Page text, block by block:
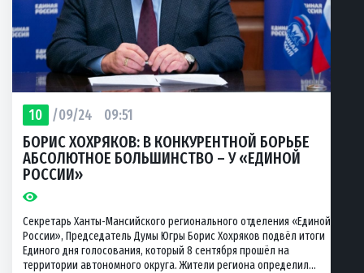
10 /09/24 09:51
БОРИС ХОХРЯКОВ: В КОНКУРЕНТНОЙ БОРЬБЕ
АБСОЛЮТНОЕ БОЛЬШИНСТВО – У «ЕДИНОЙ
РОССИИ»
Секретарь Ханты-Мансийского регионального отделения «Единой
России», Председатель Думы Югры Борис Хохряков подвёл итоги
Единого дня голосования, который 8 сентября прошёл на
территории автономного округа. Жители региона определил...